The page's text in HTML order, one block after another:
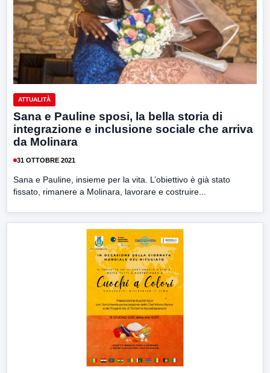
ATTUALITÀ
Sana e Pauline sposi, la bella storia di
integrazione e inclusione sociale che arriva
da Molinara
31 OTTOBRE 2021
Sana e Pauline, insieme per la vita. L’obiettivo è già stato
fissato, rimanere a Molinara, lavorare e costruire...